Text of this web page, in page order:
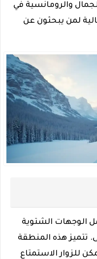
والرومانسية في
لمن يبحثون عن
الوجهات الشتوية
تتميز هذه المنطقة
للزوار الاستمتاع